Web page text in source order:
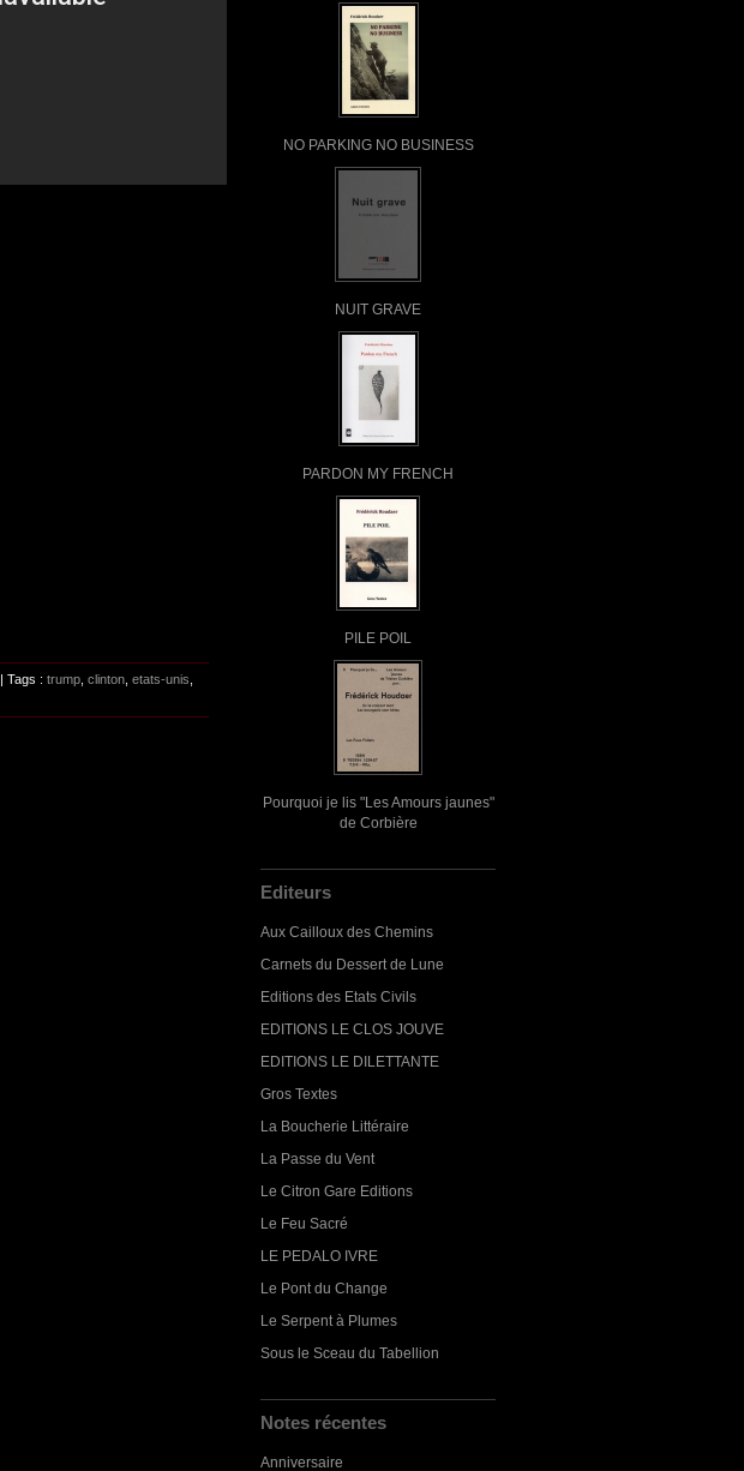
NO PARKING NO BUSINESS
NUIT GRAVE
PARDON MY FRENCH
PILE POIL
Pourquoi je lis "Les Amours jaunes"
de Corbière
Editeurs
Aux Cailloux des Chemins
Carnets du Dessert de Lune
Editions des Etats Civils
EDITIONS LE CLOS JOUVE
EDITIONS LE DILETTANTE
Gros Textes
La Boucherie Littéraire
La Passe du Vent
Le Citron Gare Editions
Le Feu Sacré
LE PEDALO IVRE
Le Pont du Change
Le Serpent à Plumes
Sous le Sceau du Tabellion
Notes récentes
Anniversaire
| Tags : trump clinton etats-unis